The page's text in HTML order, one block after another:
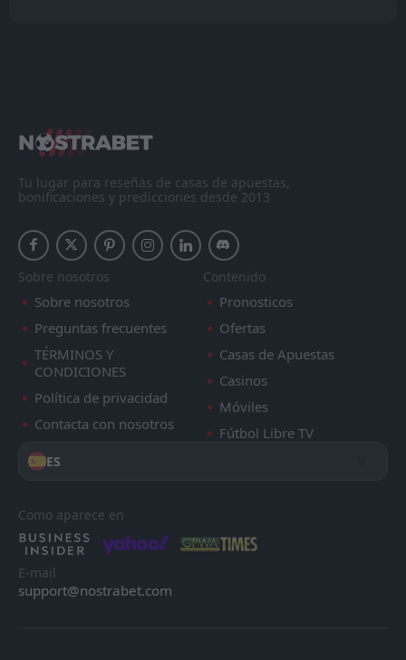
Tu lugar para reseñas de casas de apuestas,
bonificaciones y predicciones desde 2013
Sobre nosotros
Sobre nosotros
Preguntas frecuentes
TÉRMINOS Y
CONDICIONES
Política de privacidad
Contacta con nosotros
Contenido
Pronosticos
Ofertas
Casas de Apuestas
Casinos
Móviles
Fútbol Libre TV
ES
Como aparece en
E-mail
support@nostrabet.com